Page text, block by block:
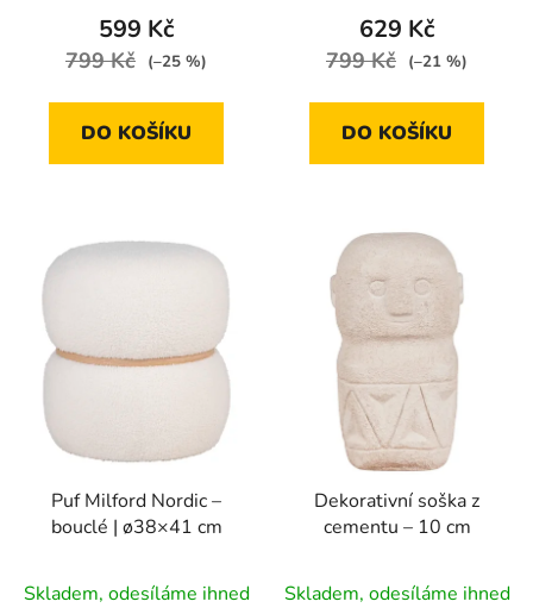
je
5,0
hvězdiček.
599 Kč
799 Kč (–25 %)
DO KOŠÍKU
629 Kč
799 Kč (–21 %)
DO KOŠÍKU
Puf Milford Nordic –
bouclé | ø38×41 cm
Skladem, odesíláme ihned
Dekorativní soška z
cementu – 10 cm
Skladem, odesíláme ihned